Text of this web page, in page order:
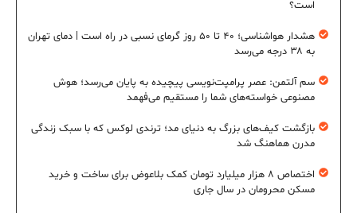
است؟
هشدار هواشناسی؛ ۴۰ تا ۵۰ روز گرمای نسبی در راه است | دمای تهران
به ۳۸ درجه می‌رسد
سم آلتمن: عصر پرامپت‌نویسی پیچیده به پایان می‌رسد؛ هوش
مصنوعی خواسته‌های شما را مستقیم می‌فهمد
بازگشت کیف‌های بزرگ به دنیای مد؛ ترندی لوکس که با سبک زندگی
مدرن هماهنگ شد
اختصاص ۸ هزار میلیارد تومان کمک بلاعوض برای ساخت و خرید
مسکن محرومان در سال جاری